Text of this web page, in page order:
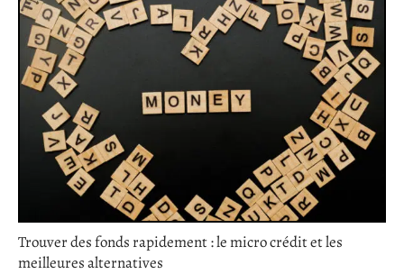
Trouver des fonds rapidement : le micro crédit et les
meilleures alternatives